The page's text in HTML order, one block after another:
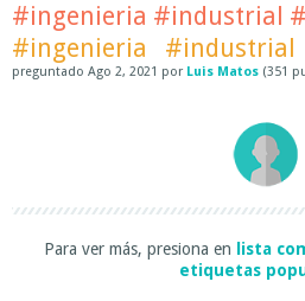
#ingenieria #industrial
#ingenieria
#industrial
preguntado Ago 2, 2021 por Luis Matos (351
Para ver más, presiona en lista
etiquetas